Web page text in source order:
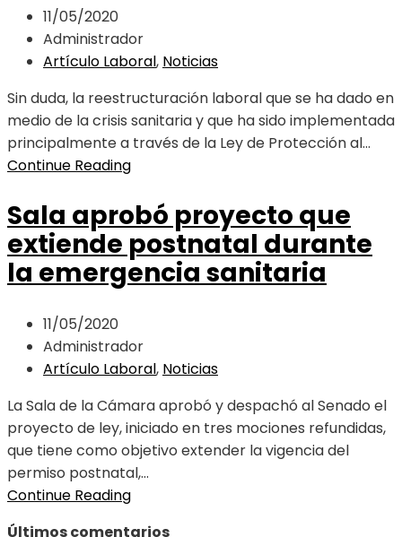
11/05/2020
Administrador
Artículo Laboral, Noticias
Sin duda, la reestructuración laboral que se ha dado en
medio de la crisis sanitaria y que ha sido implementada
principalmente a través de la Ley de Protección al...
Continue Reading
Sala aprobó proyecto que
extiende postnatal durante
la emergencia sanitaria
11/05/2020
Administrador
Artículo Laboral, Noticias
La Sala de la Cámara aprobó y despachó al Senado el
proyecto de ley, iniciado en tres mociones refundidas,
que tiene como objetivo extender la vigencia del
permiso postnatal,...
Continue Reading
Últimos comentarios